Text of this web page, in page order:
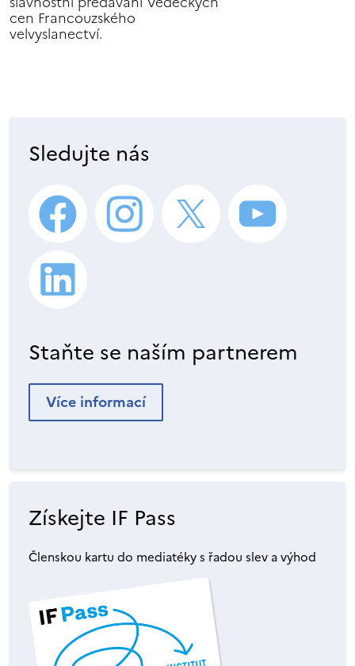
cen Francouzského
velvyslanectví.
Sledujte nás
Staňte se naším partnerem
Více informací
Získejte IF Pass
Členskou kartu do mediatéky s řadou slev a výhod